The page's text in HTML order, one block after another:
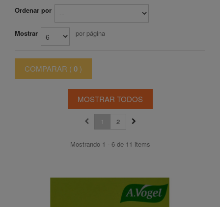
Ordenar por
Mostrar por página
COMPARAR ( 0 )
MOSTRAR TODOS
1 2
Mostrando 1 - 6 de 11 items